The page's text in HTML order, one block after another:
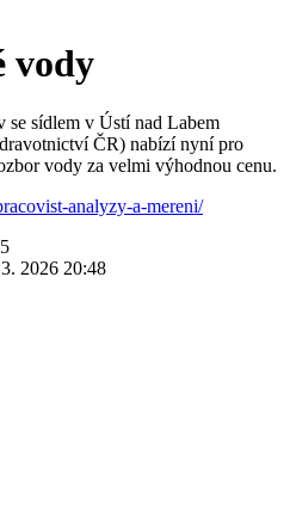
vody
sídlem v Ústí nad Labem
ČR) nabízí nyní pro
vody za velmi výhodnou cenu.
analyzy-a-mereni/
2026 20:48